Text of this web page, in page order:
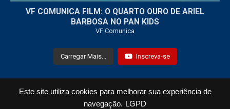
Este site utiliza cookies para melhorar sua experiência de
navegação. LGPD
VF COMUNICA FILM: O QUARTO OURO DE ARIEL
BARBOSA NO PAN KIDS
VF Comunica
Carregar Mais... Inscreva-se